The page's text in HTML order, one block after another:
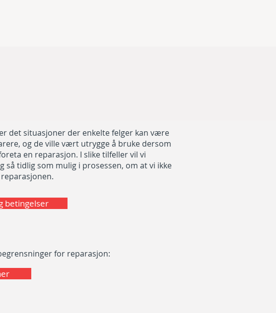
det situasjoner der enkelte felger kan være
og de ville vært utrygge å bruke dersom
en reparasjon. I slike tilfeller vil vi
så tidlig som mulig i prosessen, om at vi ikke
betingelser
for reparasjon: